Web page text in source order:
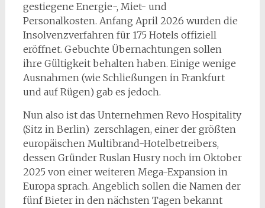
gestiegene Energie-, Miet- und
Personalkosten. Anfang April 2026 wurden die
Insolvenzverfahren für 175 Hotels offiziell
eröffnet. Gebuchte Übernachtungen sollen
ihre Gültigkeit behalten haben. Einige wenige
Ausnahmen (wie Schließungen in Frankfurt
und auf Rügen) gab es jedoch.
Nun also ist das Unternehmen Revo Hospitality
(Sitz in Berlin) zerschlagen, einer der größten
europäischen Multibrand-Hotelbetreibers,
dessen Gründer Ruslan Husry noch im Oktober
2025 von einer weiteren Mega-Expansion in
Europa sprach. Angeblich sollen die Namen der
fünf Bieter in den nächsten Tagen bekannt